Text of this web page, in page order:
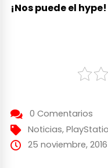
¡Nos puede el hype!
0 Comentarios
Noticias,
25 noviembre, 2016